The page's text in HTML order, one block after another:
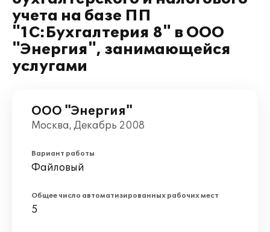
учета на базе ПП
"1С:Бухгалтерия 8" в ООО
"Энергия", занимающейся
услугами
ООО "Энергия"
Москва, Декабрь 2008
Вариант работы
Файловый
Общее число автоматизированных рабочих мест
5